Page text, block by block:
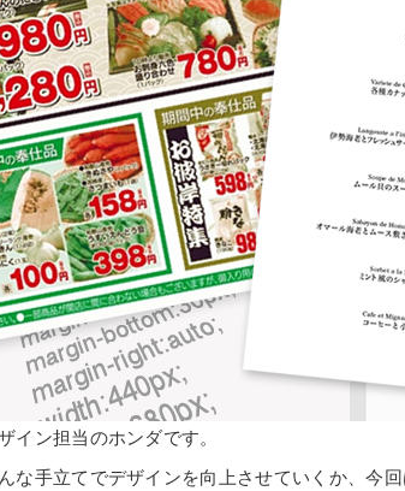
イン担当のホンダです。
な手立てでデザインを向上させていくか、今回